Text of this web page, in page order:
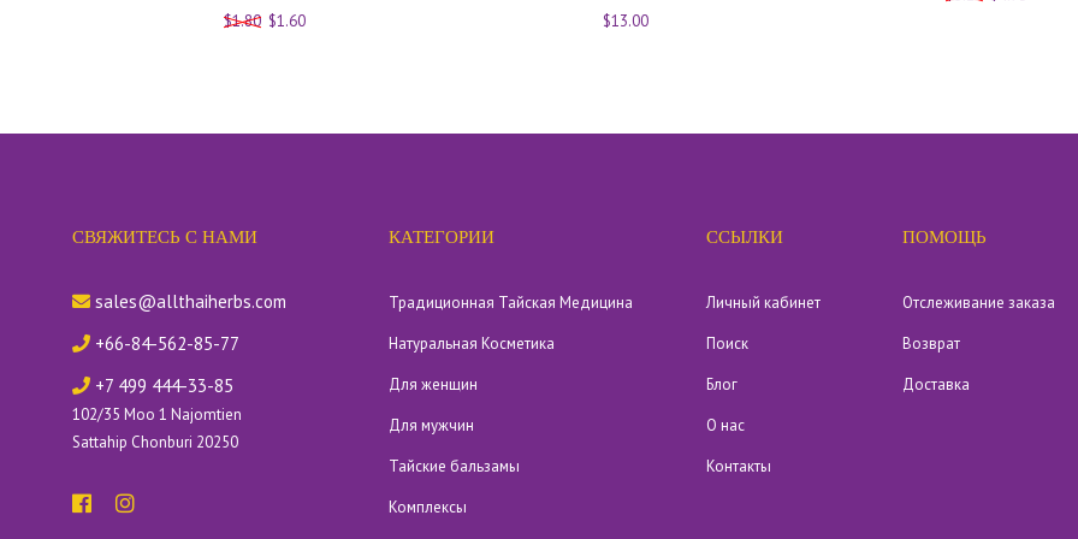
$1.80 $1.60 $13.00
СВЯЖИТЕСЬ С НАМИ
sales@allthaiherbs.com
+66-84-562-85-77
+7 499 444-33-85
102/35 Moo 1 Najomtien
Sattahip Chonburi 20250
КАТЕГОРИИ
Традиционная Тайская Медицина
Натуральная Косметика
Для женщин
Для мужчин
Тайские бальзамы
Комплексы
ССЫЛКИ
Личный кабинет
Поиск
Блог
О нас
Контакты
ПОМОЩЬ
Отслеживание заказа
Возврат
Доставка